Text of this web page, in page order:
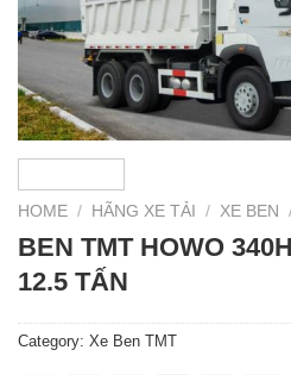
HOME / HÃNG XE TẢI / XE BEN
BEN TMT HOWO
12.5 TẤN
Category: Xe Ben TMT